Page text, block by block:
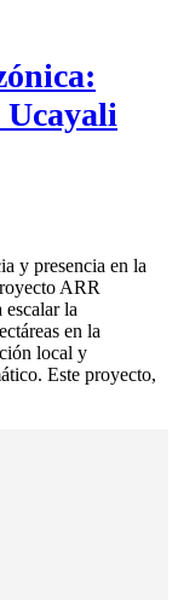
Ucayali
y presencia en la
ARR
la
en la
local y
Este proyecto,